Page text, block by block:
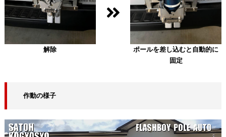
解除
ポールを差し込むと自動的に
固定
作動の様子